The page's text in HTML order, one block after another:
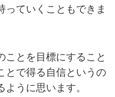
っていくこともできま
ことを目標にすること
とで得る自信というの
うに思います。